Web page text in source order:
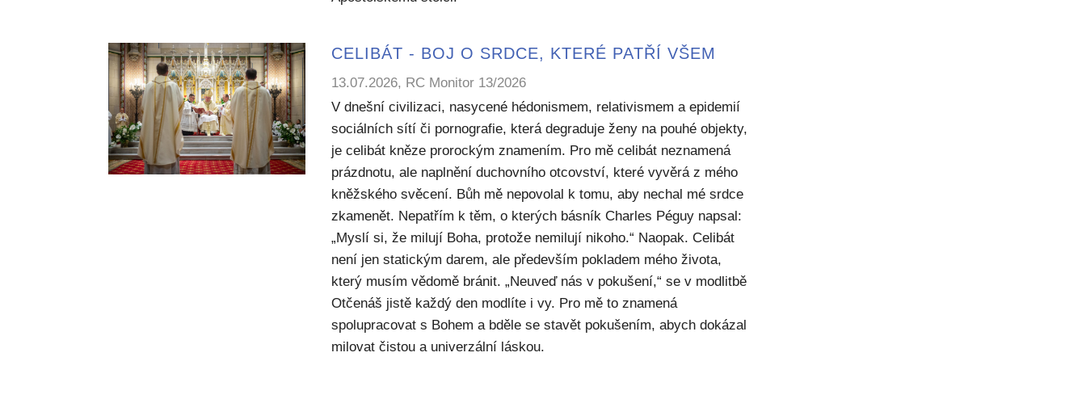
CELIBÁT - BOJ O SRDCE, KTERÉ PATŘÍ VŠEM
13.07.2026, RC Monitor 13/2026
V dnešní civilizaci, nasycené hédonismem, relativismem a epidemií
sociálních sítí či pornografie, která degraduje ženy na pouhé objekty,
je celibát kněze prorockým znamením. Pro mě celibát neznamená
prázdnotu, ale naplnění duchovního otcovství, které vyvěrá z mého
kněžského svěcení. Bůh mě nepovolal k tomu, aby nechal mé srdce
zkamenět. Nepatřím k těm, o kterých básník Charles Péguy napsal:
„Myslí si, že milují Boha, protože nemilují nikoho.“ Naopak. Celibát
není jen statickým darem, ale především pokladem mého života,
který musím vědomě bránit. „Neuveď nás v pokušení,“ se v modlitbě
Otčenáš jistě každý den modlíte i vy. Pro mě to znamená
spolupracovat s Bohem a bděle se stavět pokušením, abych dokázal
milovat čistou a univerzální láskou.